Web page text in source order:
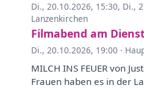
Di., 20.10.2026, 15:30, Di.,
Lanzenkirchen
Filmabend am
Di., 20.10.2026, 19:00 ·
MILCH INS FEUER von
Frauen haben es in der